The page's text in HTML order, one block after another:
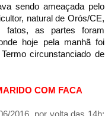
sendo ameaçada pelo
natural de Orós/CE,
fatos, as partes foram
hoje pela manhã foi
circunstanciado de
COM FACA
2016, por volta das 14h: